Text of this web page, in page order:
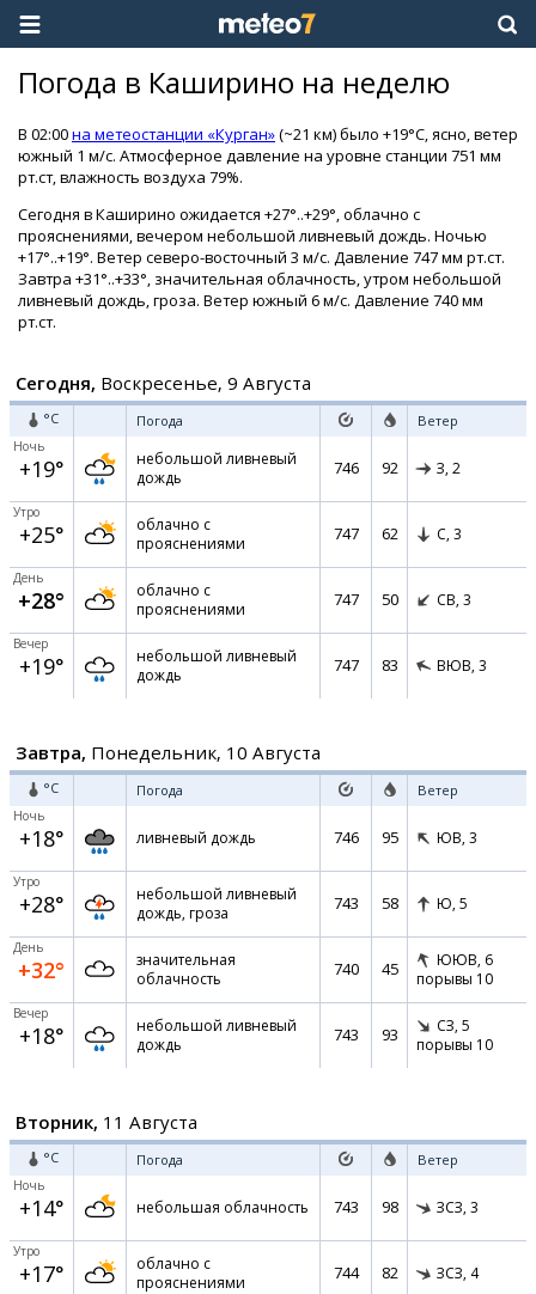
Погода в Каширино на неделю
В 02:00на метеостанции «Курган»(~21 км) было +19°C, ясно, ветер
южный 1 м/с. Атмосферное давление на уровне станции 751 мм
рт.ст, влажность воздуха 79%.
Сегодня в Каширино ожидается +27°..+29°, облачно с
прояснениями, вечером небольшой ливневый дождь. Ночью
+17°..+19°. Ветер северо-восточный 3 м/с. Давление 747 мм рт.ст.
Завтра +31°..+33°, значительная облачность, утром небольшой
ливневый дождь, гроза. Ветер южный 6 м/с. Давление 740 мм
рт.ст.
Сегодня, Воскресенье, 9 Августа
°C Погода Ветер
Ночь
+19°
небольшой ливневый
дождь
746 92 З, 2
Утро
+25°
облачно с
прояснениями
747 62 С, 3
День
+28°
облачно с
прояснениями
747 50 СВ, 3
Вечер
+19°
небольшой ливневый
дождь
747 83 ВЮВ, 3
Завтра, Понедельник, 10 Августа
°C Погода Ветер
Ночь
+18° ливневый дождь 746 95 ЮВ, 3
Утро
+28°
небольшой ливневый
дождь, гроза
743 58 Ю, 5
День
+32°
значительная
облачность
740 45 ЮЮВ, 6
порывы 10
Вечер
+18°
небольшой ливневый
дождь
743 93 СЗ, 5
порывы 10
Вторник, 11 Августа
°C Погода Ветер
Ночь
+14° небольшая облачность 743 98 ЗСЗ, 3
Утро
+17°
облачно с
прояснениями
744 82 ЗСЗ, 4